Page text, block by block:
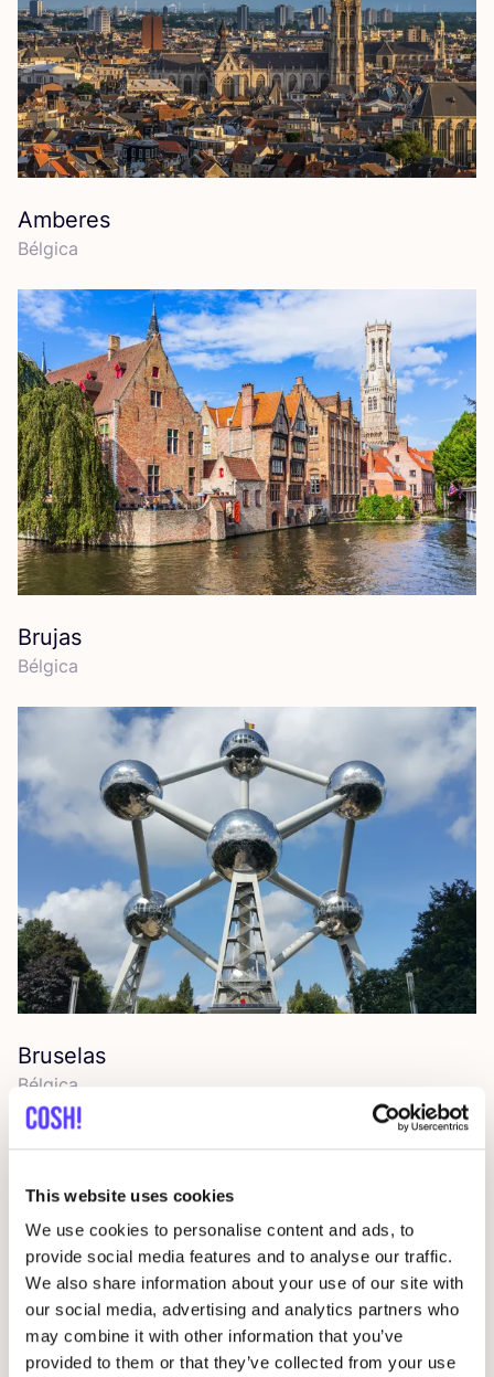
This website uses cookies
We use cookies to personalise content and ads, to
provide social media features and to analyse our traffic.
We also share information about your use of our site with
our social media, advertising and analytics partners who
may combine it with other information that you’ve
provided to them or that they’ve collected from your use
Amberes
Bél­gi­ca
Brujas
Bél­gi­ca
Bruselas
Bél­gi­ca